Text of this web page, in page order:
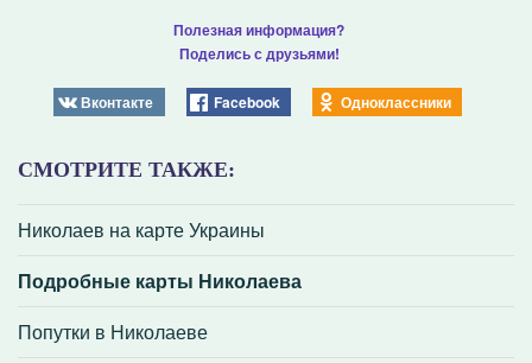
СМОТРИТЕ ТАКЖЕ:
Николаев на карте Украины
Подробные карты Николаева
Попутки в Николаеве
Полезная информация?
Поделись с друзьями!
Вконтакте Facebook Одноклассники